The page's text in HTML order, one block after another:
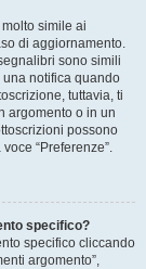
simile ai
di aggiornamento.
sono simili
notifica quando
tuttavia, ti
argomento o in un
possono
“Preferenze”.
specifico?
specifico cliccando
argomento”,